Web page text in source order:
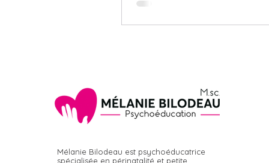
Mélanie Bilodeau est psychoéducatrice
spécialisée en périnatalité et petite